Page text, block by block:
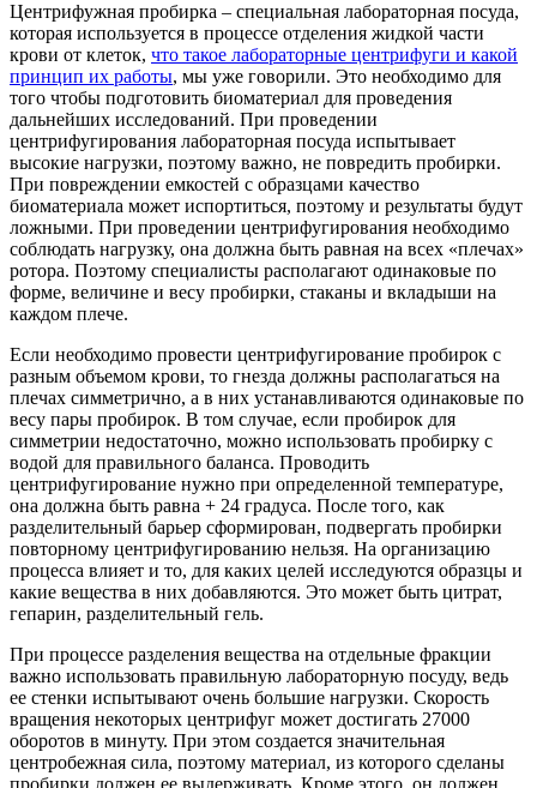
Центрифужная пробирка – специальная лабораторная посуда,
которая используется в процессе отделения жидкой части
крови от клеток, что такое лабораторные центрифуги и какой
принцип их работы, мы уже говорили. Это необходимо для
того чтобы подготовить биоматериал для проведения
дальнейших исследований. При проведении
центрифугирования лабораторная посуда испытывает
высокие нагрузки, поэтому важно, не повредить пробирки.
При повреждении емкостей с образцами качество
биоматериала может испортиться, поэтому и результаты будут
ложными. При проведении центрифугирования необходимо
соблюдать нагрузку, она должна быть равная на всех «плечах»
ротора. Поэтому специалисты располагают одинаковые по
форме, величине и весу пробирки, стаканы и вкладыши на
каждом плече.
Если необходимо провести центрифугирование пробирок с
разным объемом крови, то гнезда должны располагаться на
плечах симметрично, а в них устанавливаются одинаковые по
весу пары пробирок. В том случае, если пробирок для
симметрии недостаточно, можно использовать пробирку с
водой для правильного баланса. Проводить
центрифугирование нужно при определенной температуре,
она должна быть равна + 24 градуса. После того, как
разделительный барьер сформирован, подвергать пробирки
повторному центрифугированию нельзя. На организацию
процесса влияет и то, для каких целей исследуются образцы и
какие вещества в них добавляются. Это может быть цитрат,
гепарин, разделительный гель.
При процессе разделения вещества на отдельные фракции
важно использовать правильную лабораторную посуду, ведь
ее стенки испытывают очень большие нагрузки. Скорость
вращения некоторых центрифуг может достигать 27000
оборотов в минуту. При этом создается значительная
центробежная сила, поэтому материал, из которого сделаны